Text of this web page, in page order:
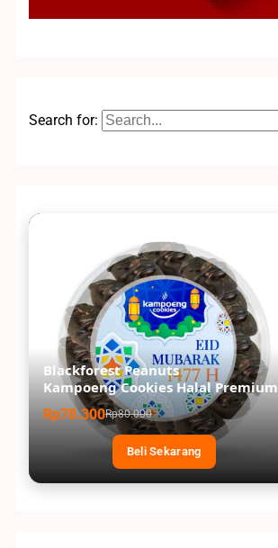
Search for:
Blackforest Peanuts
Kampoeng Cookies Halal Premium
Rp78.300Rp80.000
Beli Sekarang